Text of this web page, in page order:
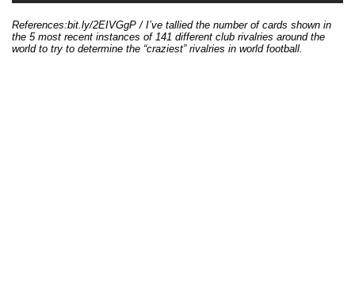
References:bit.ly/2EIVGgP / I’ve tallied the number of cards shown in
the 5 most recent instances of 141 different club rivalries around the
world to try to determine the “craziest” rivalries in world football.